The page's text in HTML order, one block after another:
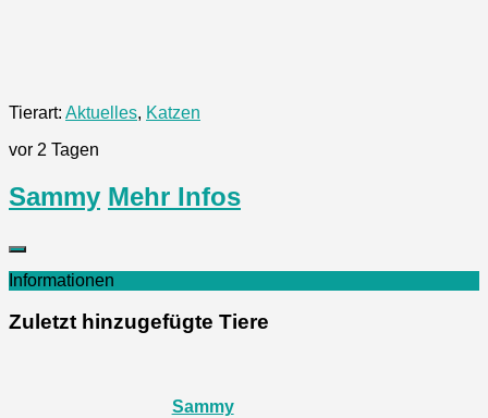
Tierart: Aktuelles, Katzen
vor 2 Tagen
Sammy Mehr Infos
Informationen
Zuletzt hinzugefügte Tiere
Sammy